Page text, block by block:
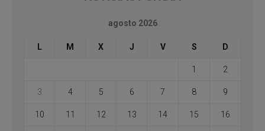
agosto 2026
L M X J V S D
1 2
3 4 5 6 7 8 9
10 11 12 13 14 15 16